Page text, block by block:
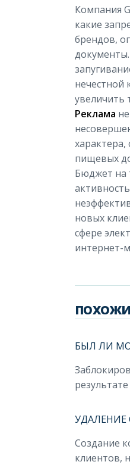
Компания
какие
брендов,
нечестной
увеличить
Реклама
пищевых
Бюджет на
новых
сфере
интернет-
БЫЛ ЛИ
УДАЛЕНИЕ
Создание
клиентов,